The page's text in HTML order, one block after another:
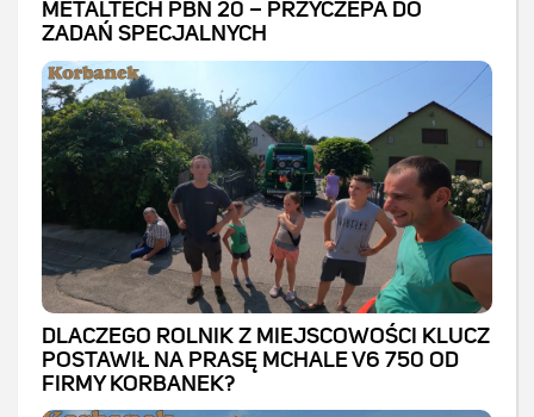
METALTECH PBN 20 – PRZYCZEPA DO
ZADAŃ SPECJALNYCH
DLACZEGO ROLNIK Z MIEJSCOWOŚCI KLUCZ
POSTAWIŁ NA PRASĘ MCHALE V6 750 OD
FIRMY KORBANEK?